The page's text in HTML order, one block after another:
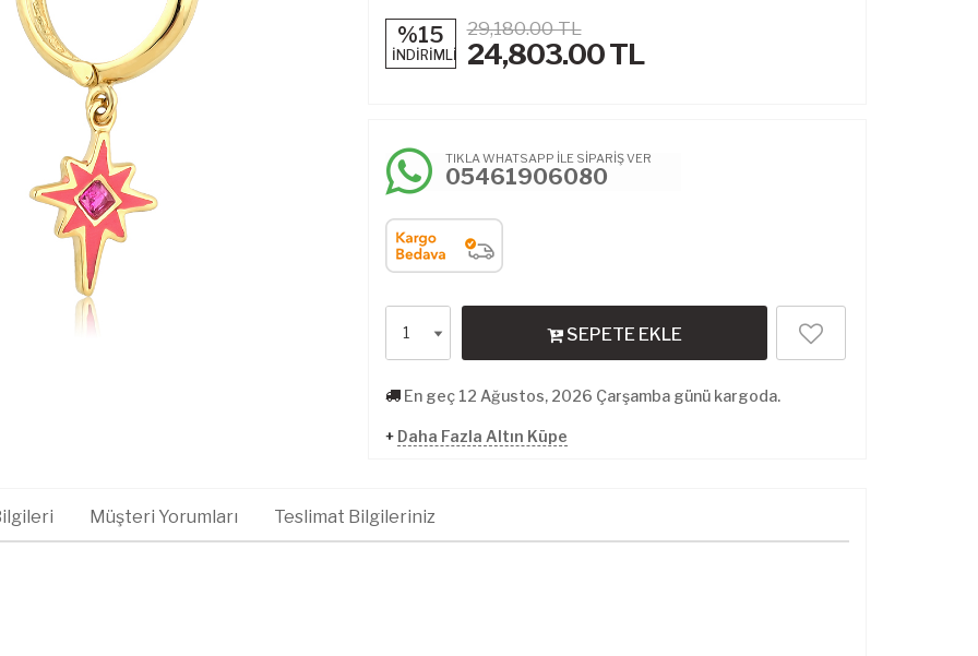
%15
İNDİRİMLİ
29,180.00 TL
24,803.00TL
TIKLA WHATSAPP İLE SİPARİŞ VER
05461906080
SEPETE EKLE
En geç 12 Ağustos, 2026 Çarşamba günü kargoda.
+ Daha Fazla Altın Küpe
Müşteri Yorumları Teslimat Bilgileriniz